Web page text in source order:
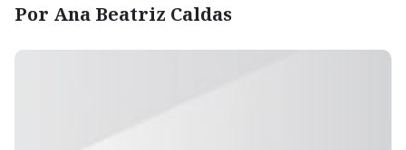
Por Ana Beatriz Caldas